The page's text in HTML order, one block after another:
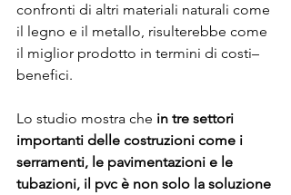
confronti di altri materiali naturali come
il legno e il metallo, risulterebbe come
il miglior prodotto in termini di costi–
benefici.
Lo studio mostra che in tre settori
importanti delle costruzioni come i
serramenti, le pavimentazioni e le
tubazioni, il pvc è non solo la soluzione